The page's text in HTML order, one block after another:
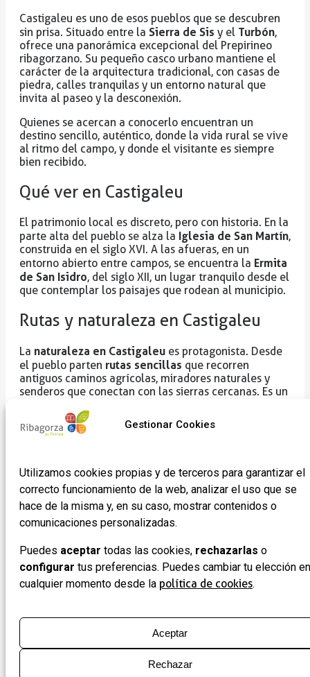
Gestionar Cookies
Utilizamos cookies propias y de terceros para garantizar el
correcto funcionamiento de la web, analizar el uso que se
hace de la misma y, en su caso, mostrar contenidos o
comunicaciones personalizadas.
Puedes aceptar todas las cookies, rechazarlas o
configurar tus preferencias. Puedes cambiar tu elección en
cualquier momento desde la política de cookies.
Aceptar
Rechazar
Castigaleu es uno de esos pueblos que se descubren
sin prisa. Situado entre la Sierra de Sis y el Turbón,
ofrece una panorámica excepcional del Prepirineo
ribagorzano. Su pequeño casco urbano mantiene el
carácter de la arquitectura tradicional, con casas de
piedra, calles tranquilas y un entorno natural que
invita al paseo y la desconexión.
Quienes se acercan a conocerlo encuentran un
destino sencillo, auténtico, donde la vida rural se vive
al ritmo del campo, y donde el visitante es siempre
bien recibido.
Qué ver en Castigaleu
El patrimonio local es discreto, pero con historia. En la
parte alta del pueblo se alza la Iglesia de San Martín,
construida en el siglo XVI. A las afueras, en un
entorno abierto entre campos, se encuentra la Ermita
de San Isidro, del siglo XII, un lugar tranquilo desde el
que contemplar los paisajes que rodean al municipio.
Rutas y naturaleza en Castigaleu
La naturaleza en Castigaleu es protagonista. Desde
el pueblo parten rutas sencillas que recorren
antiguos caminos agrícolas, miradores naturales y
senderos que conectan con las sierras cercanas. Es un
Montsec, caminar en dirección al valle del Isábena o
enlazar con rutas BTT de la red ribagorzana.
entorno sin dificultad, a pie o en bicicleta, disfrutando
de un paisaje amable y silencioso.
Qué ver
Dónde comer